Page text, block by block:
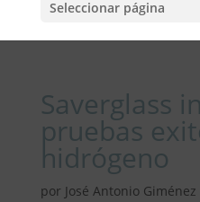
Seleccionar página
Saverglass
pruebas
hidrógeno
por José Antonio Giménez